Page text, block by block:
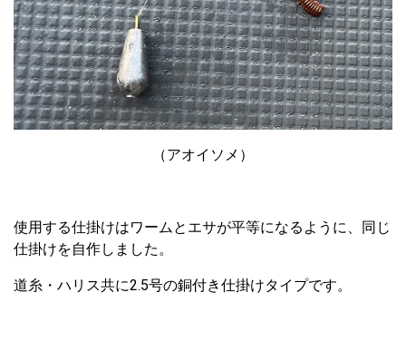
（アオイソメ）
使用する仕掛けはワームとエサが平等になるように、同じ
仕掛けを自作しました。
道糸・ハリス共に2.5号の銅付き仕掛けタイプです。